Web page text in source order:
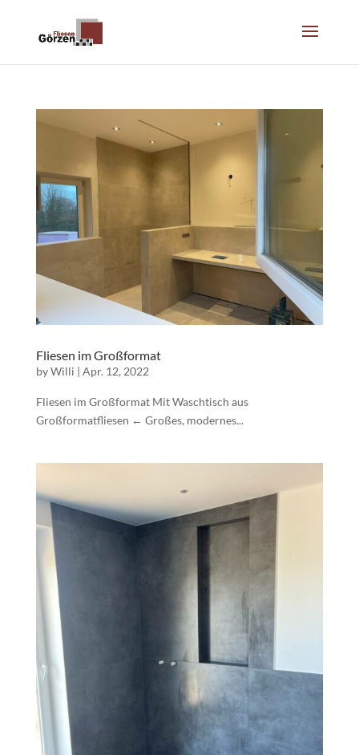
Fliesen im Großformat
byWilli | Apr. 12, 2022
Fliesen im Großformat Mit Waschtisch aus
Großformatfliesen ← Großes, modernes...